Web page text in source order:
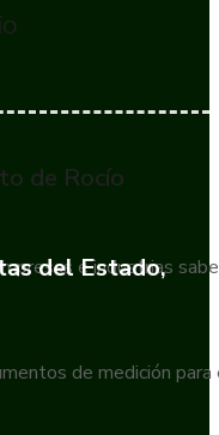
de Rocío
e industrias
de medición
del Estado,